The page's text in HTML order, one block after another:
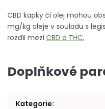
CBD kapky či olej mohou
mg/kg oleje v souladu s
rozdíl mezi CBD a THC.
Doplňkové
Kategorie: